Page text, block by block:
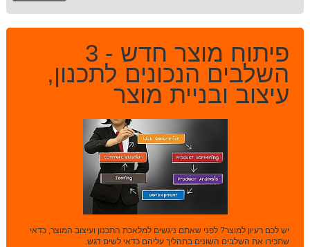
פיתוח מוצר חדש - 3
השלבים הנכונים לתכנון,
עיצוב ובניית מוצר
יש לכם רעיון למוצר? לפני שאתם ניגשים למלאכת התכנון ועיצוב המוצר, כדאי
שתכירו את השלבים השונים בתהליך עליהם כדאי לשים דגש.